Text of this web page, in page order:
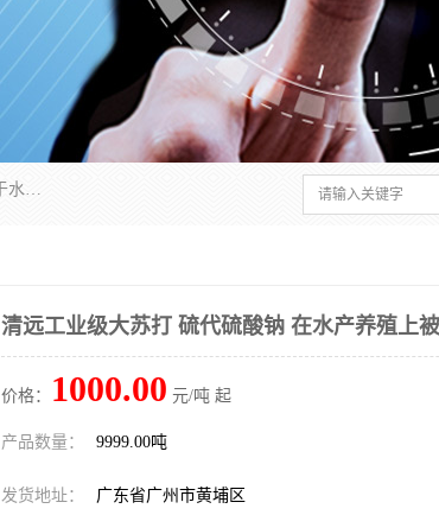
氢氧化钠化学式为NaOH，为一种具有很强腐蚀性的强碱，一般为片状或颗粒形态，易溶于水(溶于水时放热)并形成碱性溶液，另有潮解性，易吸取空气中的水蒸气(潮解)和(变质)。NaOH是化学实验室其中一种必备的化学品，亦为常见的化工品之一。纯品是无色透明的晶体。密度2.130g/cm3。熔点318.4℃。沸点1390℃。工业品含有少量的氯化和碳酸，是白色不透明的晶体。
清远工业级大苏打 硫代硫酸钠 在水产养殖上
价格： 1000.00 元/吨 起
产品数量： 9999.00吨
发货地址： 广东省广州市黄埔区